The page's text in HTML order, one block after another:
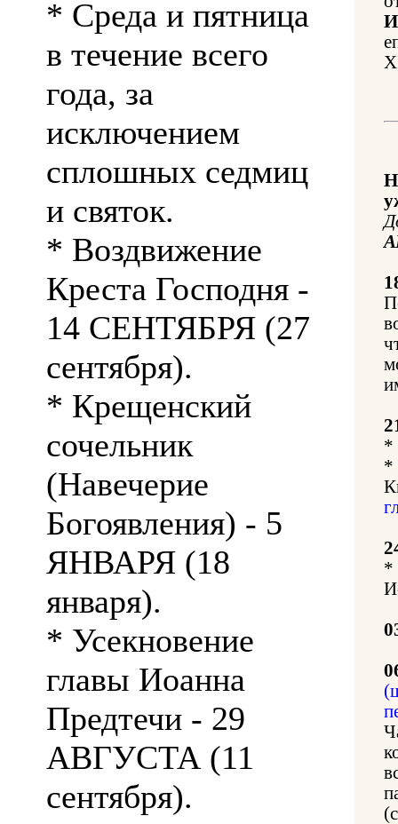
* Среда и пятница
в течение всего
года, за
исключением
сплошных седмиц
и святок.
* Воздвижение
Креста Господня -
14 СЕНТЯБРЯ (27
сентября).
* Крещенский
сочельник
(Навечерие
Богоявления) - 5
ЯНВАРЯ (18
января).
* Усекновение
главы Иоанна
Предтечи - 29
АВГУСТА (11
сентября).
*
*
*